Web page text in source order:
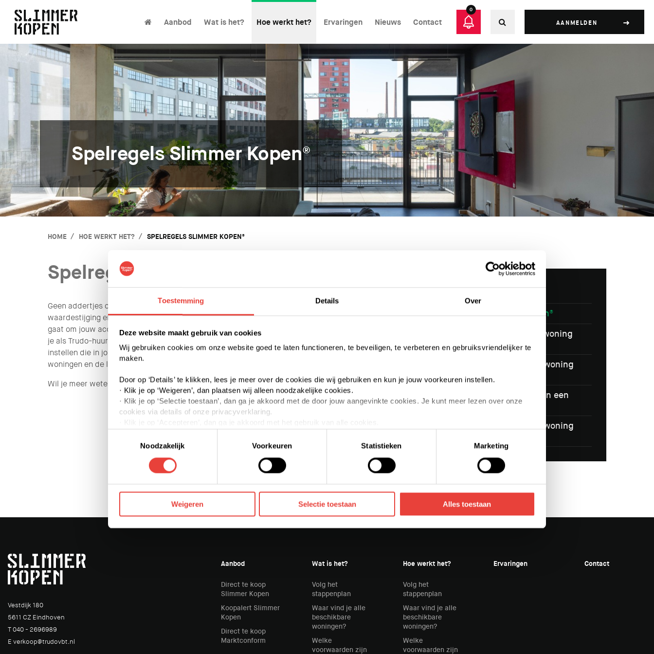
Toestemming Details Over
Deze website maakt gebruik van cookies
Wij gebruiken cookies om onze website goed te laten functioneren, te beveiligen, te verbeteren en gebruiksvriendelijker te
maken.
Door op ‘Details’ te klikken, lees je meer over de cookies die wij gebruiken en kun je jouw voorkeuren instellen.
· Klik je op ‘Weigeren’, dan plaatsen wij alleen noodzakelijke cookies.
· Klik je op ‘Selectie toestaan’, dan ga je akkoord met de door jouw aangevinkte cookies. Je kunt meer lezen over onze
cookies via details of onze privacyverklaring.
· Klik je op ‘Accepteren’, dan ga je akkoord met het gebruik van alle cookies.
Je kunt jouw toestemming op elk moment intrekken of te veranderen door op de zwevende button links onderin klikken.
We werken samen met derden die jouw gegevens kunnen ontvangen en verwerken. Bekijk hiervoor de details pagina.
Noodzakelijk
Voorkeuren Statistieken Marketing
Weigeren Selectie toestaan Alles toestaan
Aanbod Wat is het? Hoe werkt het? Ervaringen Nieuws Contact
0
AANMELDEN
Spelregels Slimmer Kopen®
HOME HOE WERKT HET? SPELREGELS SLIMMER KOPEN®
Spelregels Slimmer Kopen®
Geen addertjes onder het gras. Je kunt de hypotheekrente aftrekken, bouwt vermogen op bij
waardestijging en bent vrij om je woning aan te passen. Wel gelden er een aantal spelregels als het
gaat om jouw account of reageren op woningen. Zo mag je per persoon één account aanmaken, heb
je als Trudo-huurder één keer per 30 dagen voorrang en je mag een onbeperkt aantal koopalerts
instellen die in jouw interessegebied valt. Daarnaast zijn er ook regels voor het reageren op
woningen en de loting.
Wil je meer weten over deze spelregels?Bekijk dan hier de spelregels.
Spelregels Slimmer Kopen®
Stap 1: Slimmer Kopen®-woning
zoeken & reageren
Stap 2: Slimmer Kopen®-woning
kopen
Stap 3: Zo werkt wonen in een
Slimmer Kopen®-woning
Stap 4: Slimmer Kopen®-woning
Vestdijk 180
5611 CZ Eindhoven
T 040 - 2696989
E verkoop@trudovbt.nl
Aanbod
Direct te koop
Slimmer Kopen
Koopalert Slimmer
Kopen
Direct te koop
Marktconform
Wat is het?
Volg het
stappenplan
Waar vind je alle
beschikbare
woningen?
Welke
voorwaarden zijn
Hoe werkt het?
Volg het
stappenplan
Waar vind je alle
beschikbare
woningen?
Welke
voorwaarden zijn
Ervaringen Contact